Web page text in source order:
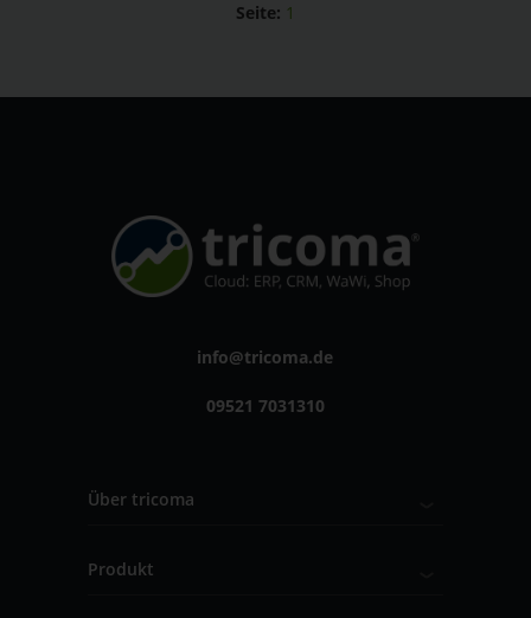
Seite: 1
info@tricoma.de
09521 7031310
Über tricoma
Produkt